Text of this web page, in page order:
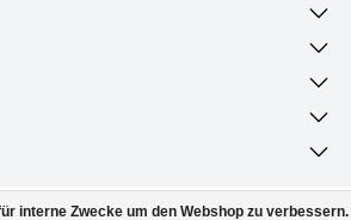
interne Zwecke um den Webshop zu verbessern.